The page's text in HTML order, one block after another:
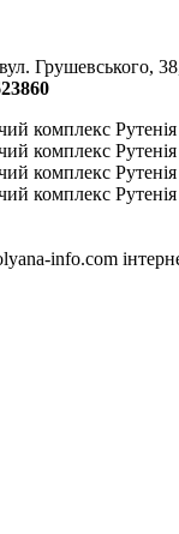
Грушевського,
info.com